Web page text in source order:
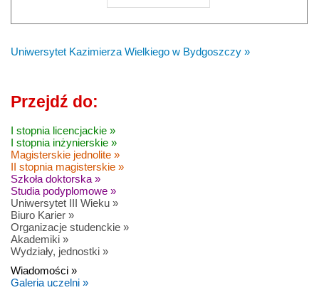
Uniwersytet Kazimierza Wielkiego w Bydgoszczy »
Przejdź do:
I stopnia licencjackie »
I stopnia inżynierskie »
Magisterskie jednolite »
II stopnia magisterskie »
Szkoła doktorska »
Studia podyplomowe »
Uniwersytet III Wieku »
Biuro Karier »
Organizacje studenckie »
Akademiki »
Wydziały, jednostki »
Wiadomości »
Galeria uczelni »